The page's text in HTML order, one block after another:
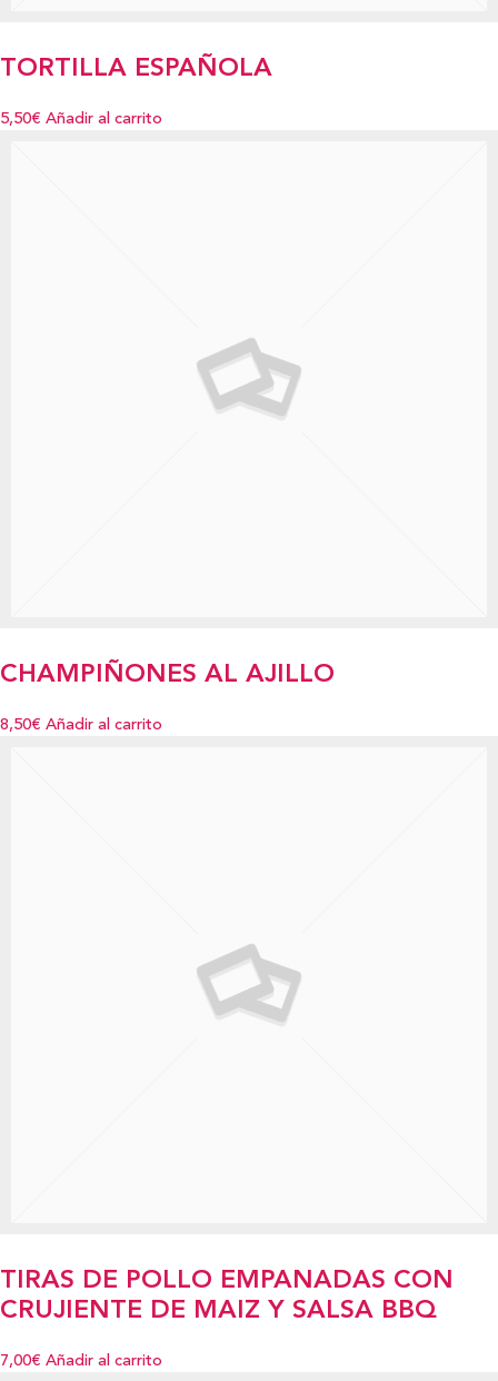
TORTILLA ESPAÑOLA
5,50€ Añadir al carrito
CHAMPIÑONES AL AJILLO
8,50€ Añadir al carrito
TIRAS DE POLLO EMPANADAS CON
CRUJIENTE DE MAIZ Y SALSA BBQ
7,00€ Añadir al carrito